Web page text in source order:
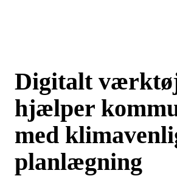
Digitalt
hjælper
med
planlægning